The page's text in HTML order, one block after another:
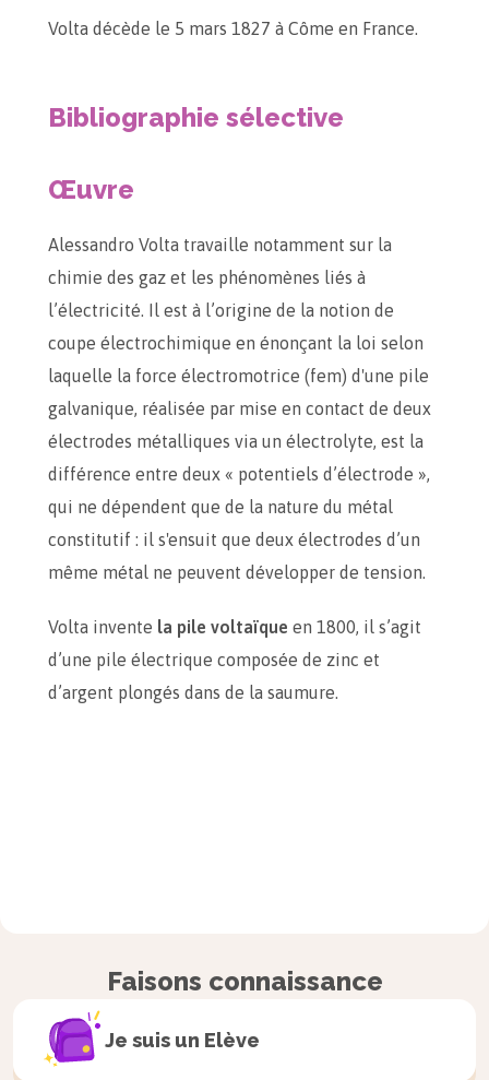
Volta décède le 5 mars 1827 à Côme en France.
Bibliographie sélective
Œuvre
Alessandro Volta travaille notamment sur la
chimie des gaz et les phénomènes liés à
l’électricité. Il est à l’origine de la notion de
coupe électrochimique en énonçant la loi selon
laquelle la force électromotrice (fem) d'une pile
galvanique, réalisée par mise en contact de deux
électrodes métalliques via un électrolyte, est la
différence entre deux « potentiels d’électrode »,
qui ne dépendent que de la nature du métal
constitutif : il s'ensuit que deux électrodes d’un
même métal ne peuvent développer de tension.
Volta invente la pile voltaïque en 1800, il s’agit
d’une pile électrique composée de zinc et
d’argent plongés dans de la saumure.
Faisons connaissance
Je suis un Elève